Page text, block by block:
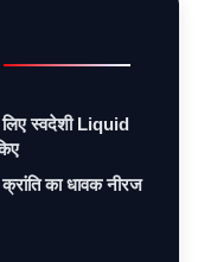
स्वदेशी Liquid
का धावक नीरज